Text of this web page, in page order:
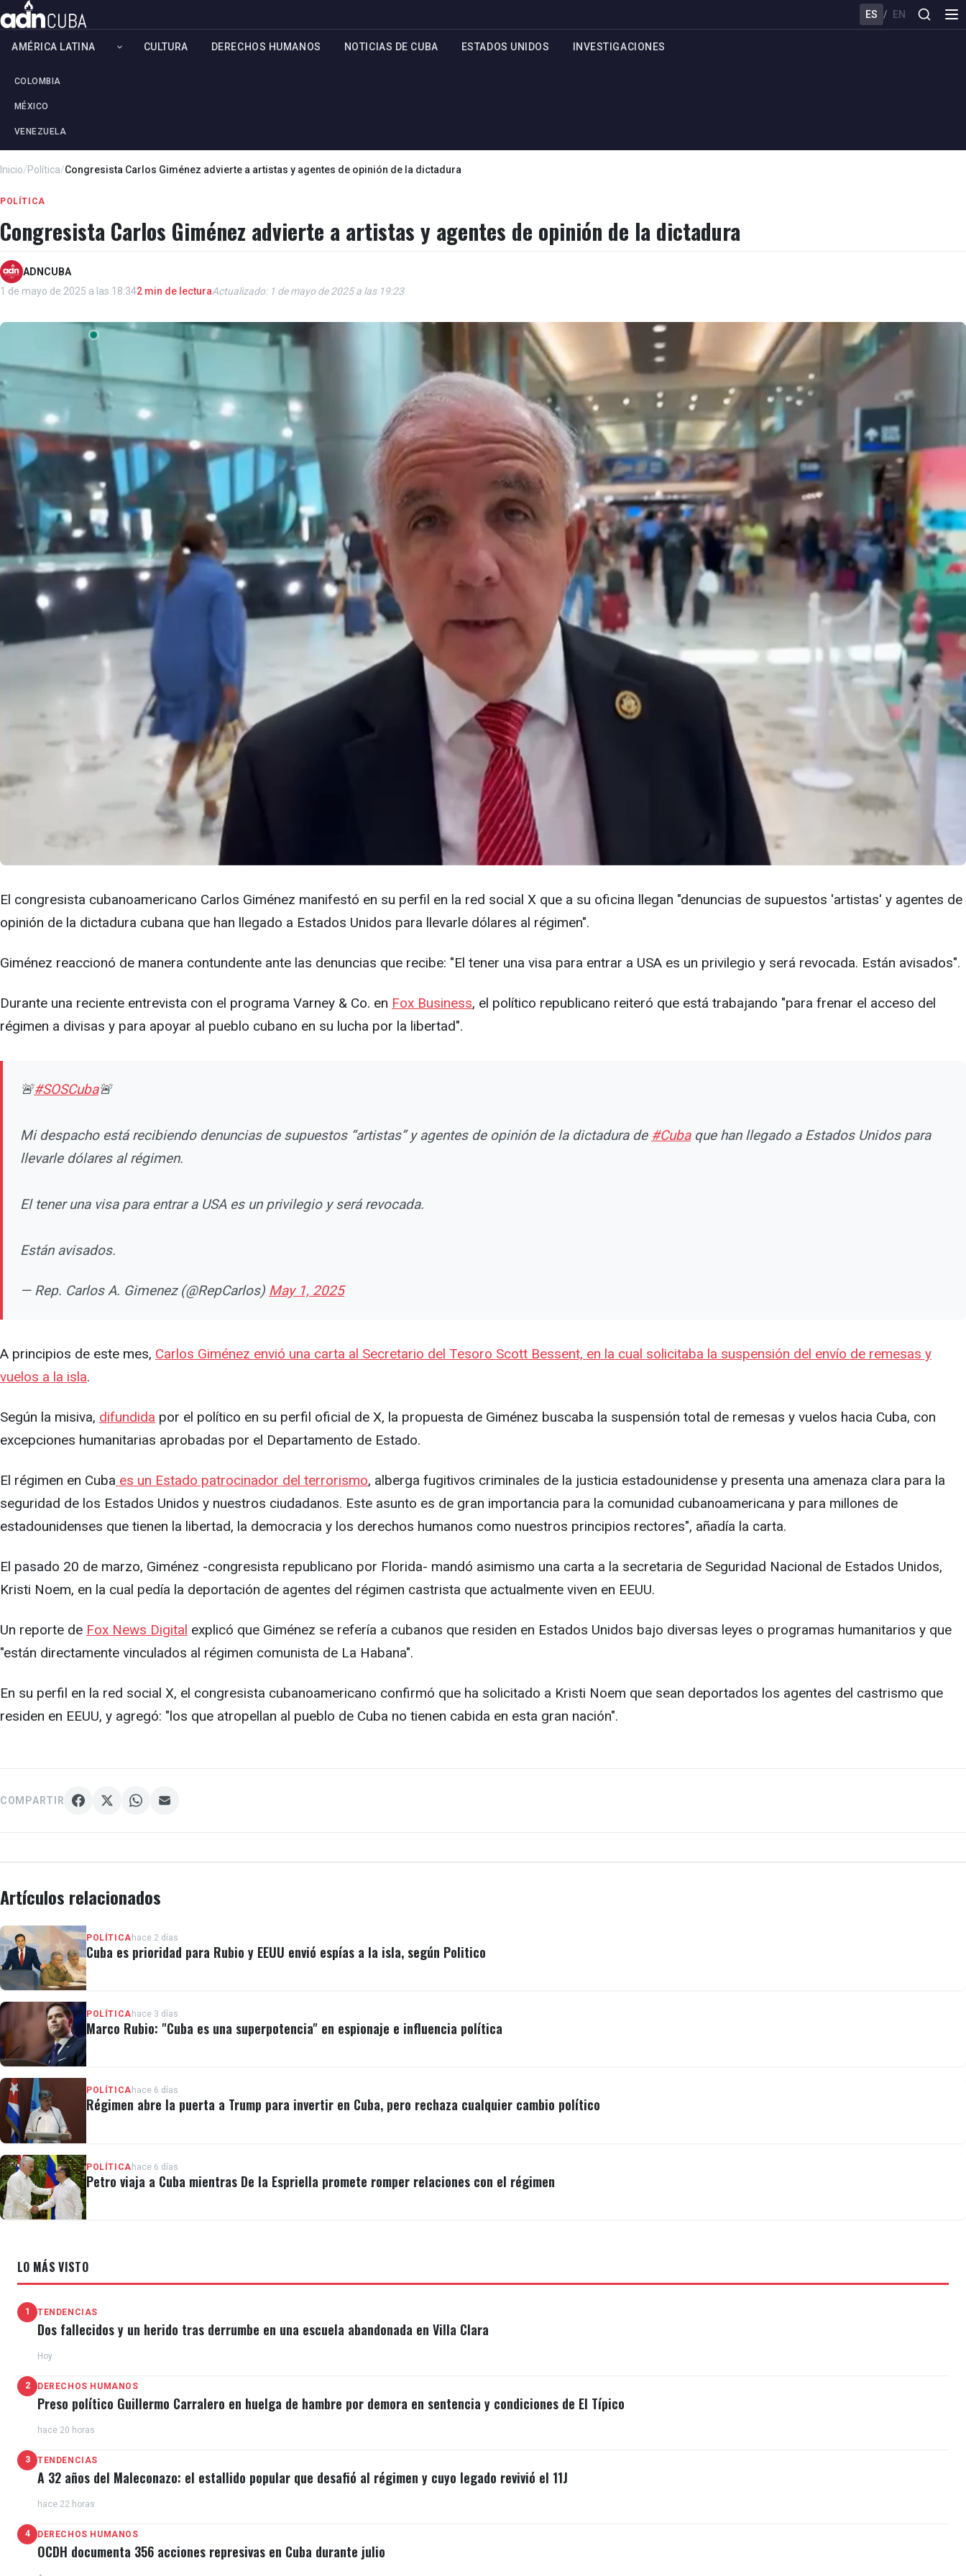
ES / EN
AMÉRICA LATINA
COLOMBIA
MÉXICO
VENEZUELA
CULTURA DERECHOS HUMANOS NOTICIAS DE CUBA ESTADOS UNIDOS INVESTIGACIONES
Inicio/Política/Congresista Carlos Giménez advierte a artistas y agentes de opinión de la dictadura
POLÍTICA
Congresista Carlos Giménez advierte a artistas y agentes de opinión de la dictadura
ADNCUBA
1 de mayo de 2025 a las 18:342 min de lecturaActualizado: 1 de mayo de 2025 a las 19:23
El congresista cubanoamericano Carlos Giménez manifestó en su perfil en la red social X que a su oficina llegan "denuncias de supuestos 'artistas' y agentes de
opinión de la dictadura cubana que han llegado a Estados Unidos para llevarle dólares al régimen".
Giménez reaccionó de manera contundente ante las denuncias que recibe: "El tener una visa para entrar a USA es un privilegio y será revocada. Están avisados".
Durante una reciente entrevista con el programa Varney & Co. en Fox Business, el político republicano reiteró que está trabajando "para frenar el acceso del
régimen a divisas y para apoyar al pueblo cubano en su lucha por la libertad".
🚨#SOSCuba🚨
Mi despacho está recibiendo denuncias de supuestos “artistas” y agentes de opinión de la dictadura de #Cubaque han llegado a Estados Unidos para
llevarle dólares al régimen.
El tener una visa para entrar a USA es un privilegio y será revocada.
Están avisados.
— Rep. Carlos A. Gimenez (@RepCarlos) May 1, 2025
A principios de este mes, Carlos Giménez envió una carta al Secretario del Tesoro Scott Bessent, en la cual solicitaba la suspensión del envío de remesas y
vuelos a la isla.
Según la misiva, difundida por el político en su perfil oficial de X, la propuesta de Giménez buscaba la suspensión total de remesas y vuelos hacia Cuba, con
excepciones humanitarias aprobadas por el Departamento de Estado.
El régimen en Cuba es un Estado patrocinador del terrorismo, alberga fugitivos criminales de la justicia estadounidense y presenta una amenaza clara para la
seguridad de los Estados Unidos y nuestros ciudadanos. Este asunto es de gran importancia para la comunidad cubanoamericana y para millones de
estadounidenses que tienen la libertad, la democracia y los derechos humanos como nuestros principios rectores", añadía la carta.
El pasado 20 de marzo, Giménez -congresista republicano por Florida- mandó asimismo una carta a la secretaria de Seguridad Nacional de Estados Unidos,
Kristi Noem, en la cual pedía la deportación de agentes del régimen castrista que actualmente viven en EEUU.
Un reporte de Fox News Digital explicó que Giménez se refería a cubanos que residen en Estados Unidos bajo diversas leyes o programas humanitarios y que
"están directamente vinculados al régimen comunista de La Habana".
En su perfil en la red social X, el congresista cubanoamericano confirmó que ha solicitado a Kristi Noem que sean deportados los agentes del castrismo que
residen en EEUU, y agregó: "los que atropellan al pueblo de Cuba no tienen cabida en esta gran nación".
COMPARTIR
Artículos relacionados
POLÍTICA hace 2 días
Cuba es prioridad para Rubio y EEUU envió espías a la isla, según Politico
POLÍTICA hace 3 días
Marco Rubio: "Cuba es una superpotencia" en espionaje e influencia política
POLÍTICA hace 6 días
Régimen abre la puerta a Trump para invertir en Cuba, pero rechaza cualquier cambio político
POLÍTICA hace 6 días
Petro viaja a Cuba mientras De la Espriella promete romper relaciones con el régimen
LO MÁS VISTO
1 TENDENCIAS
Dos fallecidos y un herido tras derrumbe en una escuela abandonada en Villa Clara
Hoy
2 DERECHOS HUMANOS
Preso político Guillermo Carralero en huelga de hambre por demora en sentencia y condiciones de El Típico
hace 20 horas
3 TENDENCIAS
A 32 años del Maleconazo: el estallido popular que desafió al régimen y cuyo legado revivió el 11J
hace 22 horas
4 DERECHOS HUMANOS
OCDH documenta 356 acciones represivas en Cuba durante julio